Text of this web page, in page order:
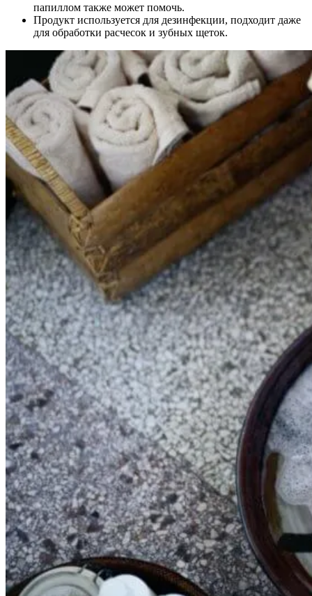
папиллом также может помочь.
Продукт используется для дезинфекции, подходит даже
для обработки расчесок и зубных щеток.